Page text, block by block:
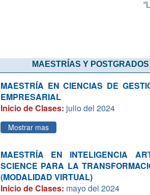
MAESTRÍAS Y POSTGRADOS
MAESTRÍA EN CIENCIAS DE
EMPRESARIAL
Inicio de Clases: julio del 2024
Mostrar mas
MAESTRÍA EN INTELIGENCIA
SCIENCE PARA LA
(MODALIDAD VIRTUAL)
Inicio de Clases: mayo del 2024